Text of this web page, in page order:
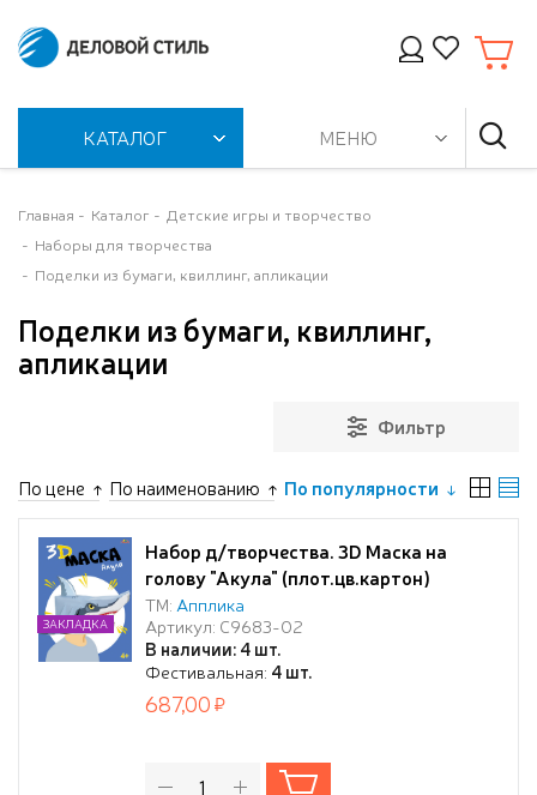
КАТАЛОГ МЕНЮ
Главная Каталог
Детские игры и творчество
Наборы для творчества
Поделки из бумаги, квиллинг, апликации
Поделки из бумаги, квиллинг,
апликации
Фильтр
По цене По наименованию По популярности
Набор д/творчества. 3D Маска на
голову "Акула" (плот.цв.картон)
44*18*45см.,4+
ТМ: Апплика
Артикул: С9683-02
В наличии: 4 шт.
Фестивальная: 4 шт.
ЗАКЛАДКА
687,00